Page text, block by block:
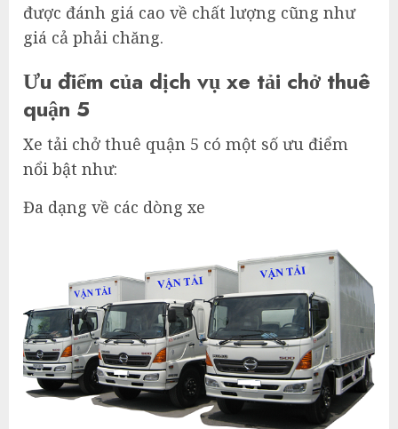
được đánh giá cao về chất lượng cũng như
giá cả phải chăng.
Ưu điểm của dịch vụ xe tải chở thuê
quận 5
Xe tải chở thuê quận 5 có một số ưu điểm
nổi bật như:
Đa dạng về các dòng xe